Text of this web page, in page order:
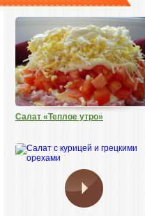
Салат «Теплое утро»